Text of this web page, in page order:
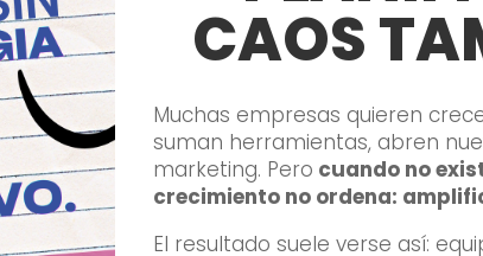
CAOS
Muchas empresas quieren
suman herramientas, abren
marketing. Pero cuando no
crecimiento no ordena:
El resultado suele verse así: